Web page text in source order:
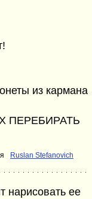
из каpмана
ПЕРЕБИРАТЬ
Ruslan Stefanovich
нарисовать ее